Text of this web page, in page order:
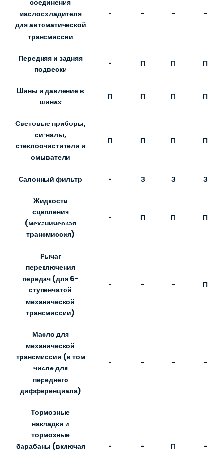
соединения
маслоохладителя
для автоматической
трансмиссии
- - - -
Передняя и задняя
подвески
- П П П
Шины и давление в
шинах
П П П П
Световые приборы,
сигналы,
стеклоочистители и
омыватели
П П П П
Салонный фильтр - З З З
Жидкости
сцепления
(механическая
трансмиссия)
- П П П
Рычаг
переключения
передач (для 6-
ступенчатой
механической
трансмиссии)
- - - П
Масло для
механической
трансмиссии (в том
числе для
переднего
дифференциала)
- - - -
Тормозные
накладки и
тормозные
барабаны (включая
- - П -